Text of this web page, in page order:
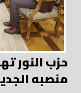
منصبه